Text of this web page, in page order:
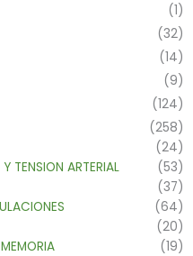
(1)
(32)
(14)
(9)
(124)
(258)
(24)
TENSION ARTERIAL
(53)
(37)
(64)
(20)
(19)